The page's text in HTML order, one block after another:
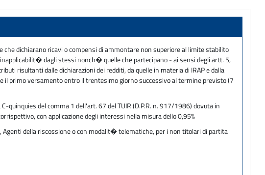
dichiarano ricavi o compensi di ammontare non superiore al limite stabilito
dagli stessi nonch� quelle che partecipano - ai sensi degli artt. 5,
risultanti dalle dichiarazioni dei redditi, da quelle in materia di IRAP e dalla
primo versamento entro il trentesimo giorno successivo al termine previsto (7
del comma 1 dell'art. 67 del TUIR (D.P.R. n. 917/1986) dovuta in
con applicazione degli interessi nella misura dello 0,95%
della riscossione o con modalit� telematiche, per i non titolari di partita